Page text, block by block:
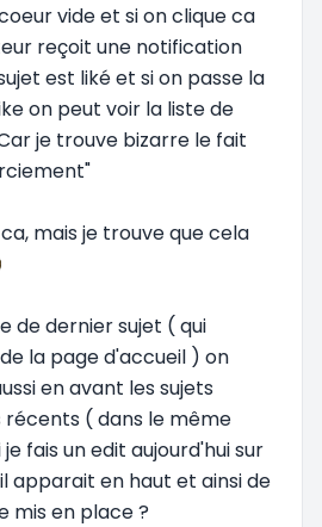
vide et si on clique ca
reçoit une notification
est liké et si on passe la
on peut voir la liste de
je trouve bizarre le fait
mais je trouve que cela
de dernier sujet ( qui
la page d'accueil ) on
en avant les sujets
récents ( dans le même
fais un edit aujourd'hui sur
apparait en haut et ainsi de
mis en place ?